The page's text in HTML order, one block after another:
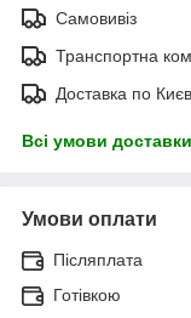
Самовивіз
Транспортна
Доставка по
Всі умови доставки
Умови оплати
Післяплата
Готівкою